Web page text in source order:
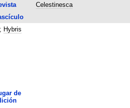
Celestinesca
Hybris
de